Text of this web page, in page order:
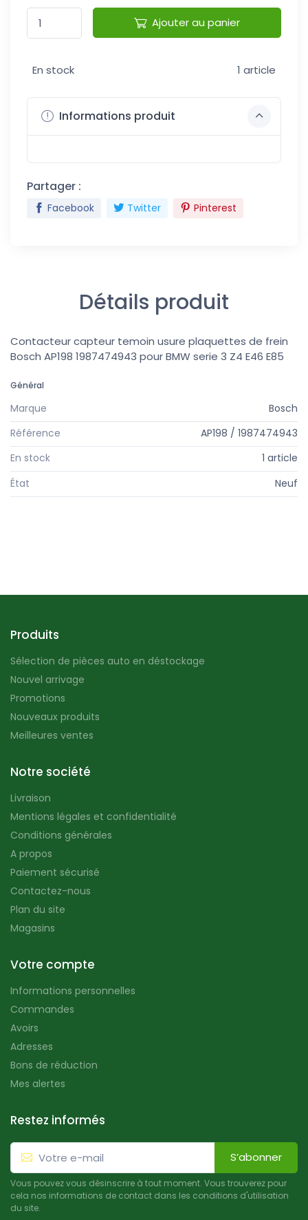
Ajouter au panier
En stock 1 article
Informations produit
Partager :
Facebook Twitter Pinterest
Détails produit
Contacteur capteur temoin usure plaquettes de frein
Bosch AP198 1987474943 pour BMW serie 3 Z4 E46 E85
Général
Marque
Bosch
Référence
AP198 / 1987474943
En stock
1 article
État
Neuf
Produits
Sélection de pièces auto en déstockage
Nouvel arrivage
Promotions
Nouveaux produits
Meilleures ventes
Notre société
Livraison
Mentions légales et confidentialité
Conditions générales
A propos
Paiement sécurisé
Contactez-nous
Plan du site
Magasins
Votre compte
Informations personnelles
Commandes
Avoirs
Adresses
Bons de réduction
Mes alertes
Restez informés
S’abonner
Vous pouvez vous désinscrire à tout moment. Vous trouverez pour
cela nos informations de contact dans les conditions d'utilisation
du site.